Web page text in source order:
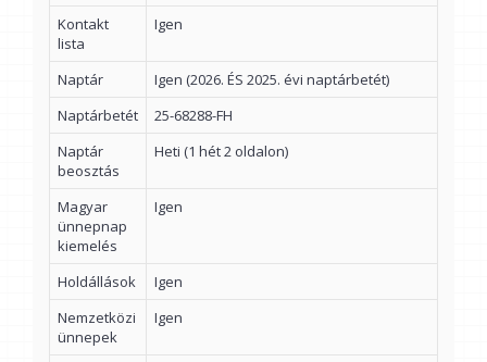
Kontakt
lista
Igen
Naptár
Igen (2026. ÉS 2025. évi naptárbetét)
Naptárbetét
25-68288-FH
Naptár
beosztás
Heti (1 hét 2 oldalon)
Magyar
ünnepnap
kiemelés
Igen
Holdállások
Igen
Nemzetközi
ünnepek
Igen